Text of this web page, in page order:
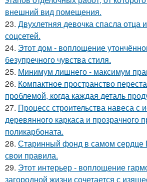
внешний вид помещения.
23. Двухлетняя девочка спасла отца
соцсетей.
24. Этот дом - воплощение
безупречного чувства стиля.
25. Минимум лишнего - максимум
26. Компактное пространство
проблемой, когда каждая деталь
27. Процесс строительства навеса с
деревянного каркаса и прозрачного
поликарбоната.
28. Старинный фонд в самом сердце
свои правила.
29. Этот интерьер - воплощение
загородной жизни сочетается с